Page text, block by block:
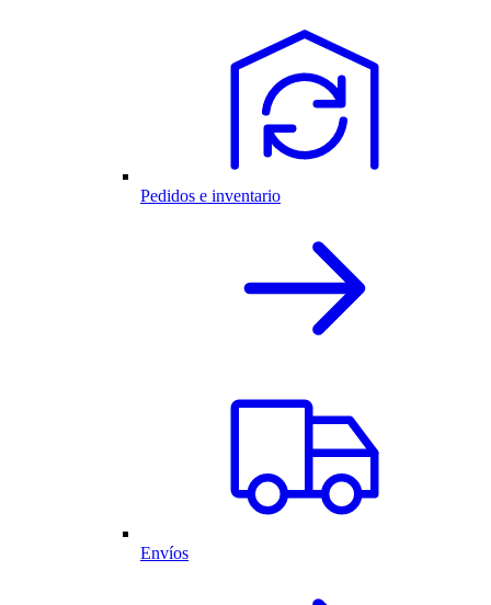
Pedidos e inventario
Envíos